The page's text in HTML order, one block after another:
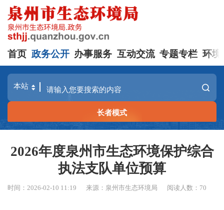
首页 政务公开 办事服务 互动交流 专题专栏 环境
长者模式
2026年度泉州市生态环境保护综合
执法支队单位预算
时间：2026-02-10 11:19 来源：泉州市生态环境局 阅读人数： 70